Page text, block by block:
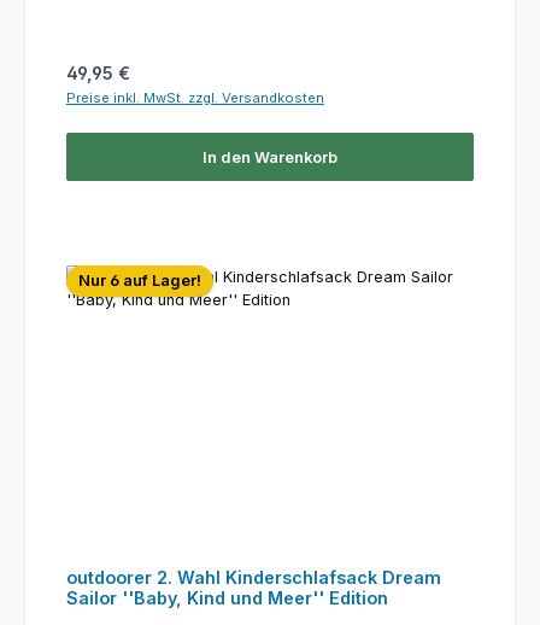
Regulärer Preis:
49,95 €
Preise inkl. MwSt. zzgl. Versandkosten
In den Warenkorb
Nur 6 auf Lager!
outdoorer 2. Wahl Kinderschlafsack Dream
Sailor ''Baby, Kind und Meer'' Edition